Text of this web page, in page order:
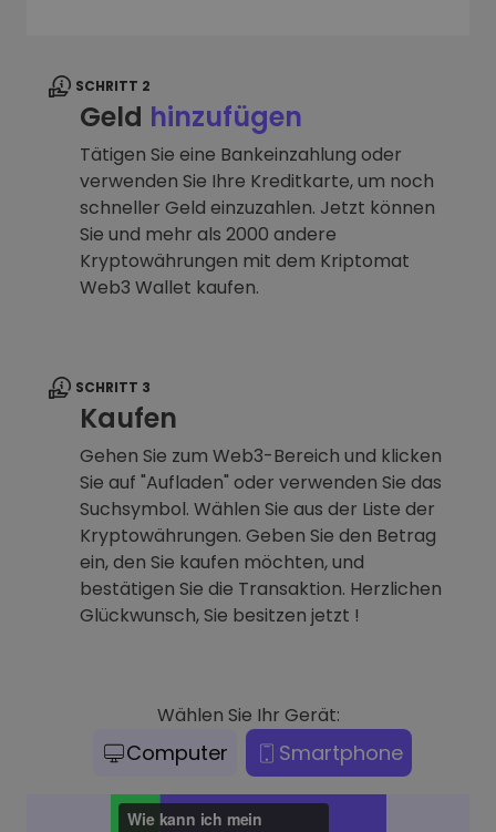
SCHRITT 2
Geld hinzufügen
Tätigen Sie eine Bankeinzahlung oder
verwenden Sie Ihre Kreditkarte, um noch
schneller Geld einzuzahlen. Jetzt können
Sie und mehr als 2000 andere
Kryptowährungen mit dem Kriptomat
Web3 Wallet kaufen.
SCHRITT 3
Kaufen
Gehen Sie zum Web3-Bereich und klicken
Sie auf "Aufladen" oder verwenden Sie das
Suchsymbol. Wählen Sie aus der Liste der
Kryptowährungen. Geben Sie den Betrag
ein, den Sie kaufen möchten, und
bestätigen Sie die Transaktion. Herzlichen
Glückwunsch, Sie besitzen jetzt !
Wählen Sie Ihr Gerät:
Computer Smartphone